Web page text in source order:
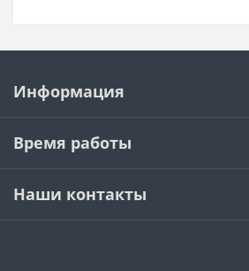
Информация
Время работы
Наши контакты